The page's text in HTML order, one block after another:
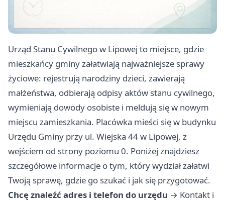
Urząd Stanu Cywilnego w Lipowej to miejsce, gdzie
mieszkańcy gminy załatwiają najważniejsze sprawy
życiowe: rejestrują narodziny dzieci, zawierają
małżeństwa, odbierają odpisy aktów stanu cywilnego,
wymieniają dowody osobiste i meldują się w nowym
miejscu zamieszkania. Placówka mieści się w budynku
Urzędu Gminy przy ul. Wiejska 44 w Lipowej, z
wejściem od strony poziomu 0. Poniżej znajdziesz
szczegółowe informacje o tym, który wydział załatwi
Twoją sprawę, gdzie go szukać i jak się przygotować.
Chcę znaleźć adres i telefon do urzędu → Kontakt i